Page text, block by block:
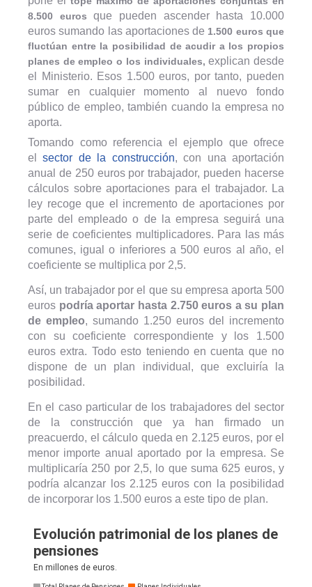
8.500 euros que pueden ascender hasta 10.000
euros sumando las aportaciones de 1.500 euros que
fluctúan entre la posibilidad de acudir a los propios
planes de empleo o los individuales, explican desde
el Ministerio. Esos 1.500 euros, por tanto, pueden
sumar en cualquier momento al nuevo fondo
público de empleo, también cuando la empresa no
aporta.
Tomando como referencia el ejemplo que ofrece
elsector de la construcción, con una aportación
anual de 250 euros por trabajador, pueden hacerse
cálculos sobre aportaciones para el trabajador. La
ley recoge que el incremento de aportaciones por
parte del empleado o de la empresa seguirá una
serie de coeficientes multiplicadores. Para las más
comunes, igual o inferiores a 500 euros al año, el
coeficiente se multiplica por 2,5.
Así, un trabajador por el que su empresa aporta 500
euros podría aportar hasta 2.750 euros a su plan
de empleo, sumando 1.250 euros del incremento
con su coeficiente correspondiente y los 1.500
euros extra. Todo esto teniendo en cuenta que no
dispone de un plan individual, que excluiría la
posibilidad.
En el caso particular de los trabajadores del sector
de la construcción que ya han firmado un
preacuerdo, el cálculo queda en 2.125 euros, por el
menor importe anual aportado por la empresa. Se
multiplicaría 250 por 2,5, lo que suma 625 euros, y
podría alcanzar los 2.125 euros con la posibilidad
de incorporar los 1.500 euros a este tipo de plan.